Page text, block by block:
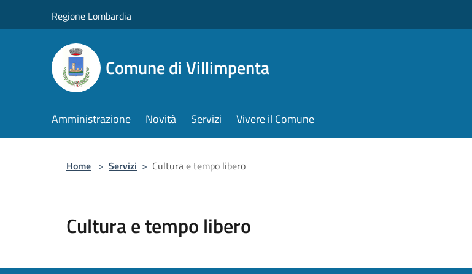
Regione Lombardia
Comune di Villimpenta
Amministrazione Novità Servizi Vivere il Comune
Home > Servizi > Cultura e tempo libero
Cultura e tempo libero